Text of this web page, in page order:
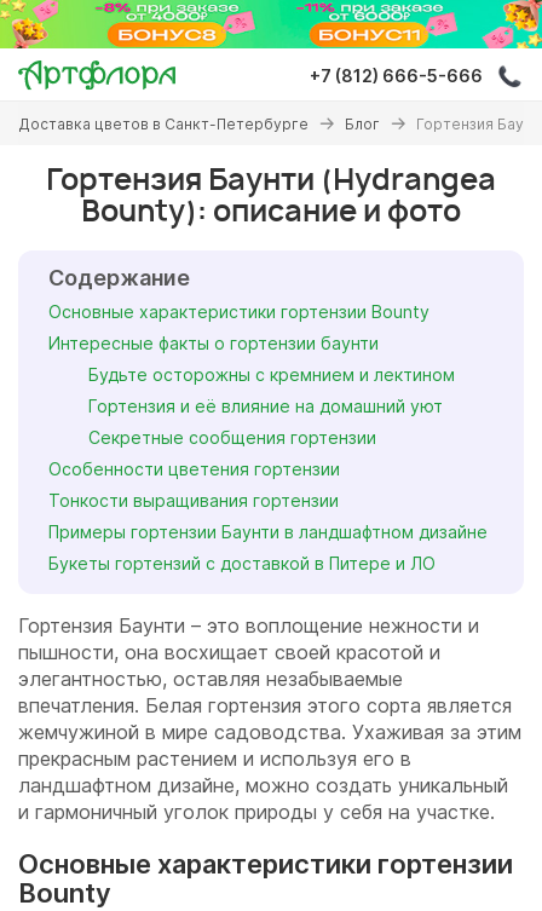
Перейти
основному
содержанию
+7 (812) 666-5-666
Вы
здесь
Доставка цветов в Санкт-Петербурге Блог Гортензия
Гортензия Баунти (Hydrangea
Bounty): описание и фото
Содержание
Основные характеристики гортензии Bounty
Интересные факты о гортензии баунти
Будьте осторожны с кремнием и лектином
Гортензия и её влияние на домашний уют
Секретные сообщения гортензии
Особенности цветения гортензии
Тонкости выращивания гортензии
Примеры гортензии Баунти в ландшафтном дизайне
Букеты гортензий с доставкой в Питере и ЛО
Гортензия Баунти – это воплощение нежности и
пышности, она восхищает своей красотой и
элегантностью, оставляя незабываемые
впечатления. Белая гортензия этого сорта является
жемчужиной в мире садоводства. Ухаживая за этим
прекрасным растением и используя его в
ландшафтном дизайне, можно создать уникальный
и гармоничный уголок природы у себя на участке.
Основные характеристики гортензии
Bounty